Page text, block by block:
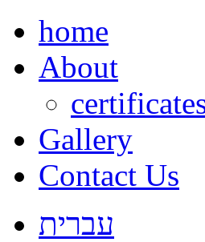
home
About
Gallery
Contact Us
עברית